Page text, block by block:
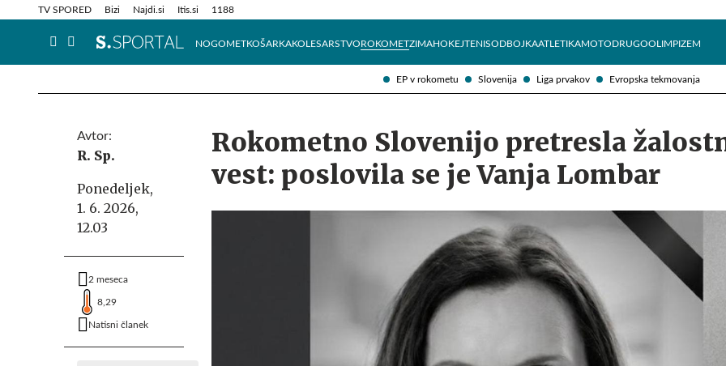
EP v rokometu Slovenija Liga prvakov Evropska tekmovanja
TV SPORED Bizi Najdi.si Itis.si 1188
NOGOMETKOŠARKAKOLESARSTVOROKOMETZIMAHOKEJTENISODBOJKAATLETIKAMOTODRUGOOLIMPIZEM
Info in obvestila Tehnik
Avtor:
R. Sp.
Ponedeljek,
1. 6. 2026,
12.03
2 meseca
8,29
Natisni članek
Rokometno Slovenijo pretresla
vest: poslovila se je Vanja Lombar